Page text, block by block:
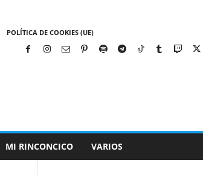
POLÍTICA DE COOKIES (UE)
MI RINCONCICO VARIOS